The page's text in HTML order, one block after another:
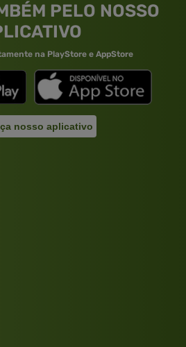
PELO NOSSO
na PlayStore e AppStore
nosso aplicativo